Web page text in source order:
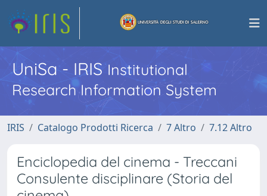
UniSa - IRISInstitutional
Research Information System
IRIS Catalogo Prodotti Ricerca 7 Altro 7.12 Altro
Enciclopedia del cinema - Treccani
Consulente disciplinare (Storia del